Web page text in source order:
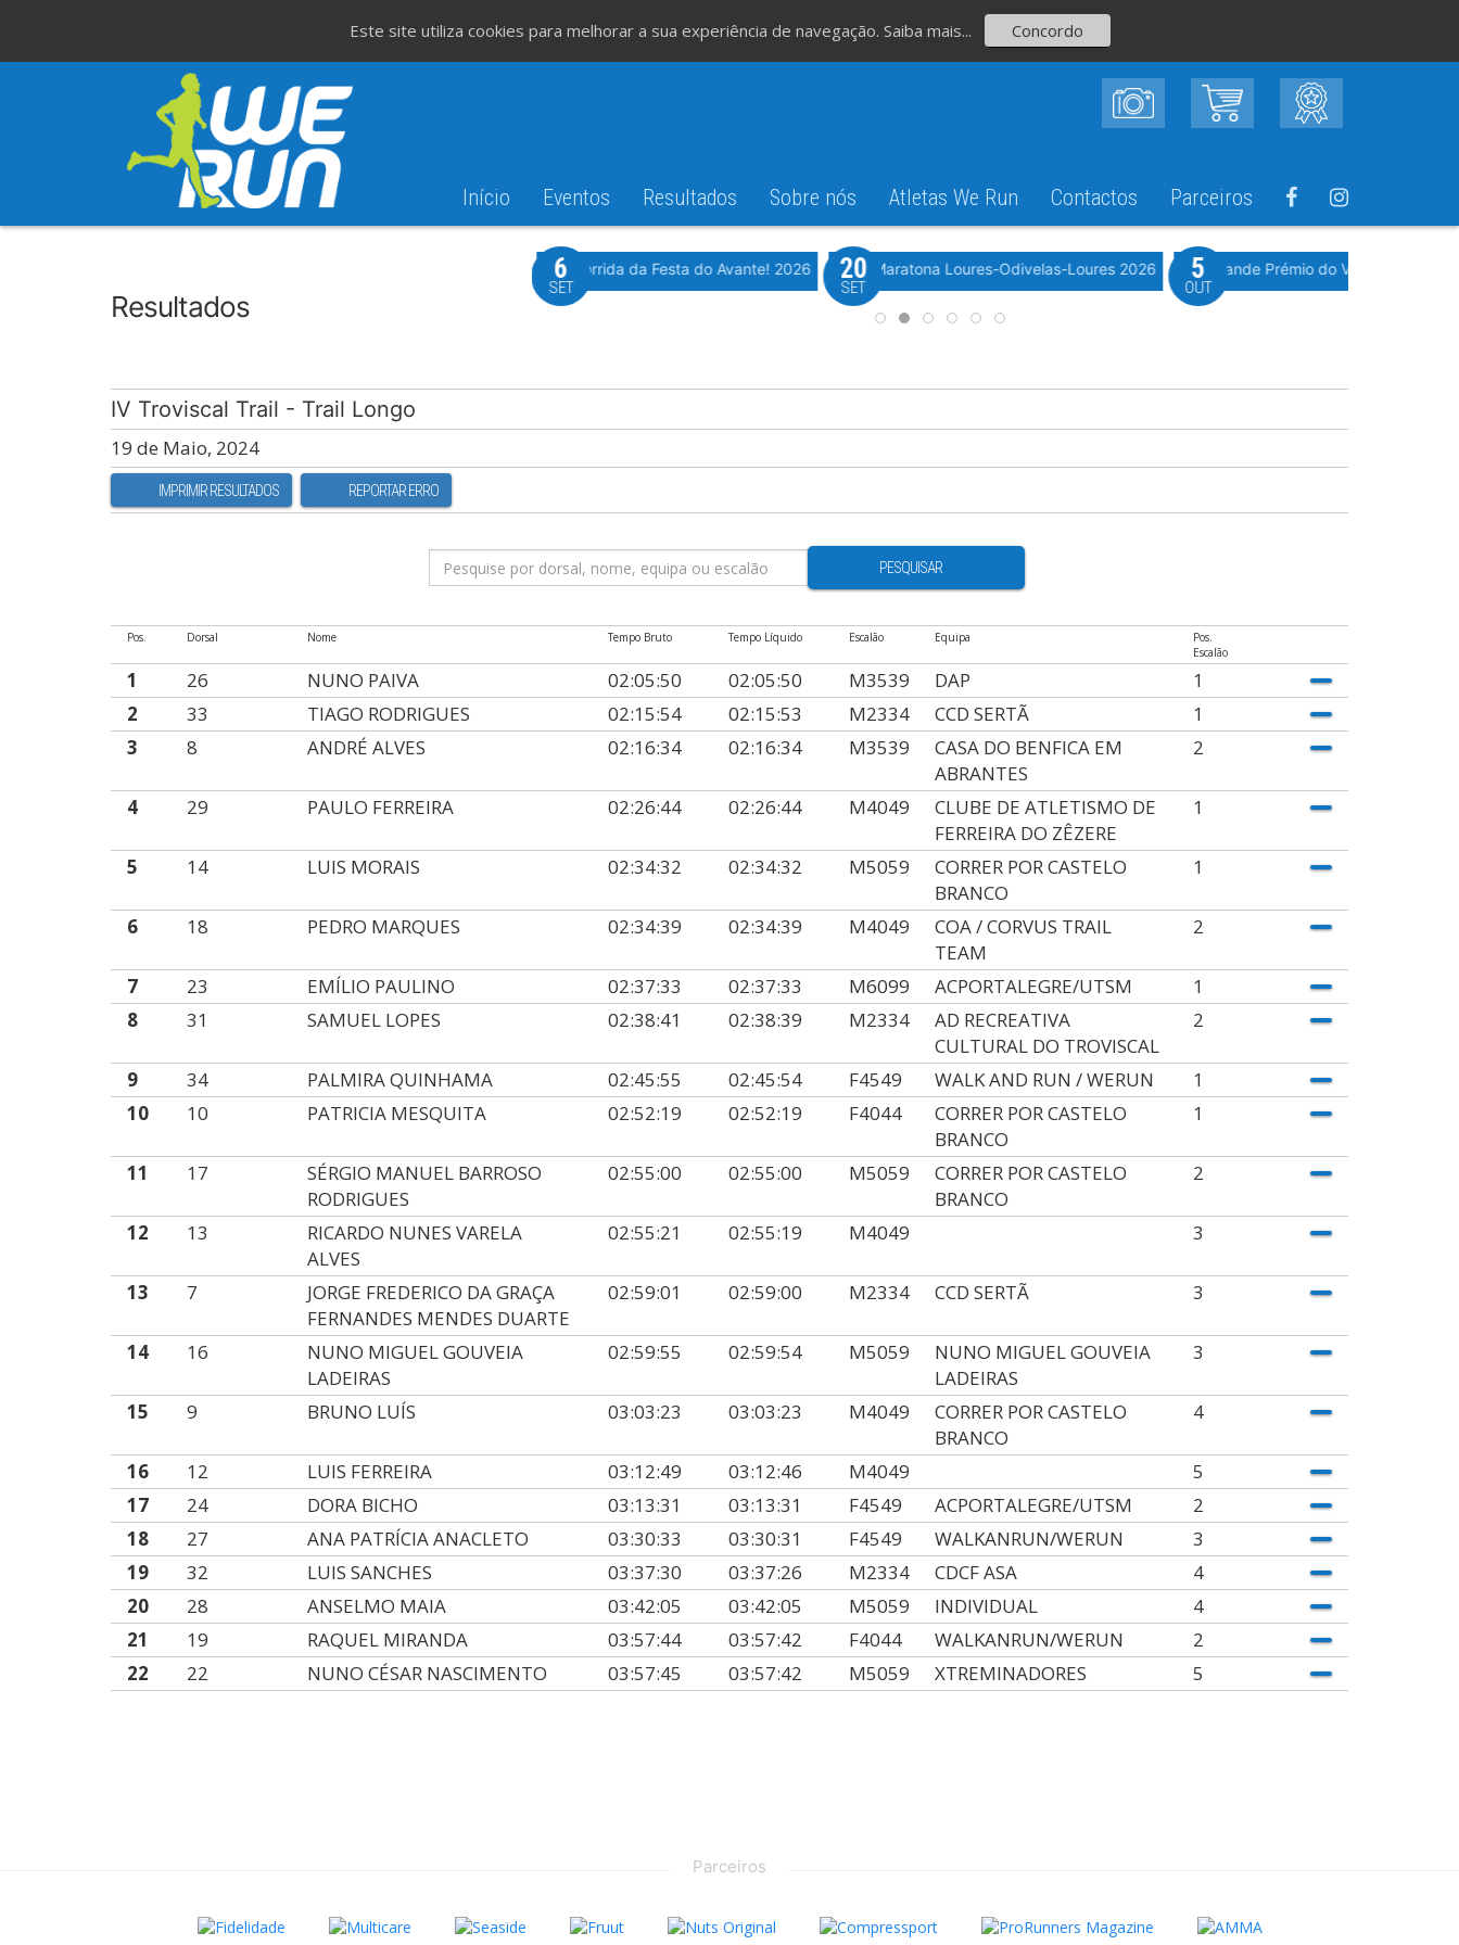
Início Eventos Resultados Sobre nós Atletas We Run Contactos Parceiros
Resultados Evento WeTiming
37ª Corrida da Festa do Avante! 2026
6
SET
Meia Maratona Loures-Odivelas-Loures 2026
20
SET
10º Grande Prémio do Vale Grande
5
OUT
IV Troviscal Trail - Trail Longo
19 de Maio, 2024
IMPRIMIR RESULTADOS REPORTAR ERRO
PESQUISAR
Pos. Dorsal Nome Tempo Bruto Tempo Líquido Escalão Equipa
Pos.
Escalão
1 26 NUNO PAIVA 02:05:50 02:05:50 M3539 DAP
1
2
33 TIAGO RODRIGUES 02:15:54 02:15:53 M2334 CCD SERTÃ
1
3
8 ANDRÉ ALVES 02:16:34 02:16:34 M3539
CASA DO BENFICA EM
ABRANTES
2
4 29 PAULO FERREIRA 02:26:44 02:26:44 M4049
CLUBE DE ATLETISMO DE
FERREIRA DO ZÊZERE
1
5 14 LUIS MORAIS 02:34:32 02:34:32 M5059
CORRER POR CASTELO
BRANCO
1
6 18 PEDRO MARQUES 02:34:39 02:34:39 M4049
COA / CORVUS TRAIL
TEAM
2
7 23 EMÍLIO PAULINO 02:37:33 02:37:33 M6099 ACPORTALEGRE/UTSM
1
8
31 SAMUEL LOPES 02:38:41 02:38:39 M2334
AD RECREATIVA
CULTURAL DO TROVISCAL
2
9 34 PALMIRA QUINHAMA 02:45:55 02:45:54 F4549 WALK AND RUN / WERUN
1
10
10 PATRICIA MESQUITA 02:52:19 02:52:19 F4044
CORRER POR CASTELO
BRANCO
1
11 17
SÉRGIO MANUEL BARROSO
RODRIGUES
02:55:00 02:55:00 M5059
CORRER POR CASTELO
BRANCO
2
12 13
RICARDO NUNES VARELA
ALVES
02:55:21 02:55:19 M4049 3
13 7
JORGE FREDERICO DA GRAÇA
FERNANDES MENDES DUARTE
02:59:01 02:59:00 M2334 CCD SERTÃ 3
14 16
NUNO MIGUEL GOUVEIA
LADEIRAS
02:59:55 02:59:54 M5059
NUNO MIGUEL GOUVEIA
LADEIRAS
3
15 9 BRUNO LUÍS 03:03:23 03:03:23 M4049
CORRER POR CASTELO
BRANCO
4
16 12 LUIS FERREIRA 03:12:49 03:12:46 M4049
5
17
24 DORA BICHO 03:13:31 03:13:31 F4549 ACPORTALEGRE/UTSM
2
18
27 ANA PATRÍCIA ANACLETO 03:30:33 03:30:31 F4549 WALKANRUN/WERUN
3
19
32 LUIS SANCHES 03:37:30 03:37:26 M2334 CDCF ASA
4
20
28 ANSELMO MAIA 03:42:05 03:42:05 M5059 INDIVIDUAL
4
21
19 RAQUEL MIRANDA 03:57:44 03:57:42 F4044 WALKANRUN/WERUN
2
22
22 NUNO CÉSAR NASCIMENTO 03:57:45 03:57:42 M5059 XTREMINADORES 5
Parceiros
Este site utiliza cookies para melhorar a sua experiência de navegação. Saiba mais... Concordo